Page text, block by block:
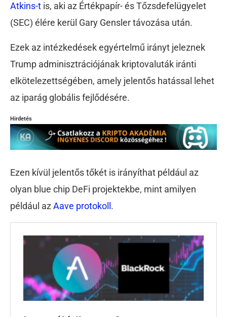
Atkins-t is, aki az Értékpapír- és Tőzsdefelügyelet
(SEC) élére kerül Gary Gensler távozása után.
Ezek az intézkedések egyértelmű irányt jeleznek
Trump adminisztrációjának kriptovaluták iránti
elkötelezettségében, amely jelentős hatással lehet
az iparág globális fejlődésére.
Hirdetés
Ezen kívül jelentős tőkét is irányíthat például az
olyan blue chip DeFi projektekbe, mint amilyen
például az Aave protokoll .